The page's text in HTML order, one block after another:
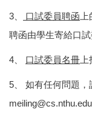
3 口試委員聘函
聘函由學生寄給口試
4 口試委員名冊
5 、 如有任何問題